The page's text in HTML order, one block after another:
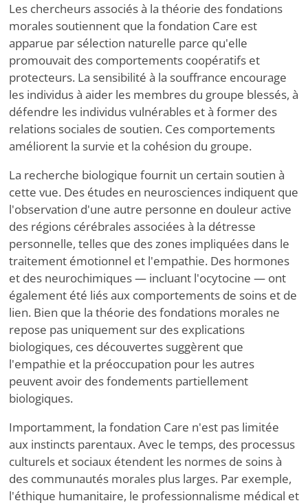
Les chercheurs associés à la théorie des fondations
morales soutiennent que la fondation Care est
apparue par sélection naturelle parce qu'elle
promouvait des comportements coopératifs et
protecteurs. La sensibilité à la souffrance encourage
les individus à aider les membres du groupe blessés, à
défendre les individus vulnérables et à former des
relations sociales de soutien. Ces comportements
améliorent la survie et la cohésion du groupe.
La recherche biologique fournit un certain soutien à
cette vue. Des études en neurosciences indiquent que
l'observation d'une autre personne en douleur active
des régions cérébrales associées à la détresse
personnelle, telles que des zones impliquées dans le
traitement émotionnel et l'empathie. Des hormones
et des neurochimiques — incluant l'ocytocine — ont
également été liés aux comportements de soins et de
lien. Bien que la théorie des fondations morales ne
repose pas uniquement sur des explications
biologiques, ces découvertes suggèrent que
l'empathie et la préoccupation pour les autres
peuvent avoir des fondements partiellement
biologiques.
Importamment, la fondation Care n'est pas limitée
aux instincts parentaux. Avec le temps, des processus
culturels et sociaux étendent les normes de soins à
des communautés morales plus larges. Par exemple,
l'éthique humanitaire, le professionnalisme médical et